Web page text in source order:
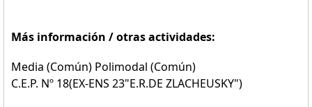
Más información / otras actividades:
Media (Común) Polimodal (Común)
C.E.P. Nº 18(EX-ENS 23"E.R.DE ZLACHEUSKY")